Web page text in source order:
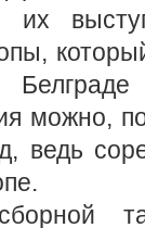
их
можно,
ведь